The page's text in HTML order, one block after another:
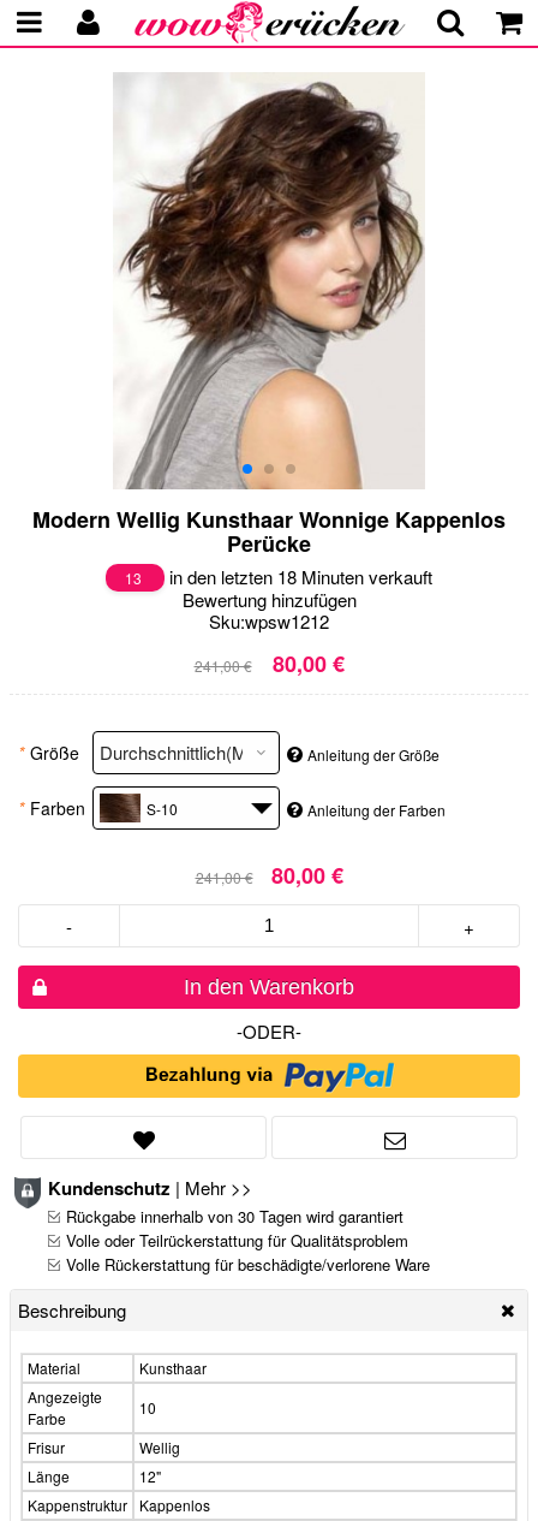
Modern Wellig Kunsthaar Wonnige Kappenlos
Perücke
13
in den letzten 18 Minuten verkauft
Bewertung hinzufügen
Sku:wpsw1212
241,00 € 80,00 €
* Größe Anleitung der Größe
* Farben S-10 Anleitung der Farben
241,00 € 80,00 €
- +
In den Warenkorb
-ODER-
Kundenschutz | Mehr >>
Rückgabe innerhalb von 30 Tagen wird garantiert
Volle oder Teilrückerstattung für Qualitätsproblem
Volle Rückerstattung für beschädigte/verlorene Ware
Beschreibung
Material
Kunsthaar
Angezeigte
Farbe
10
Frisur
Wellig
Länge
12"
Kappenstruktur
Kappenlos